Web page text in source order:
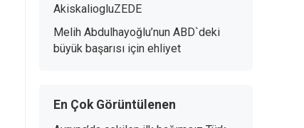
AkiskaliogluZEDE
Melih Abdulhayoğlu’nun ABD`deki
büyük başarısı için ehliyet
En Çok Görüntülenen